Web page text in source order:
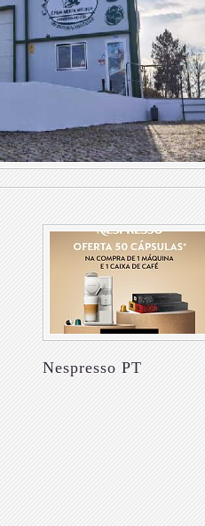
Nespresso PT